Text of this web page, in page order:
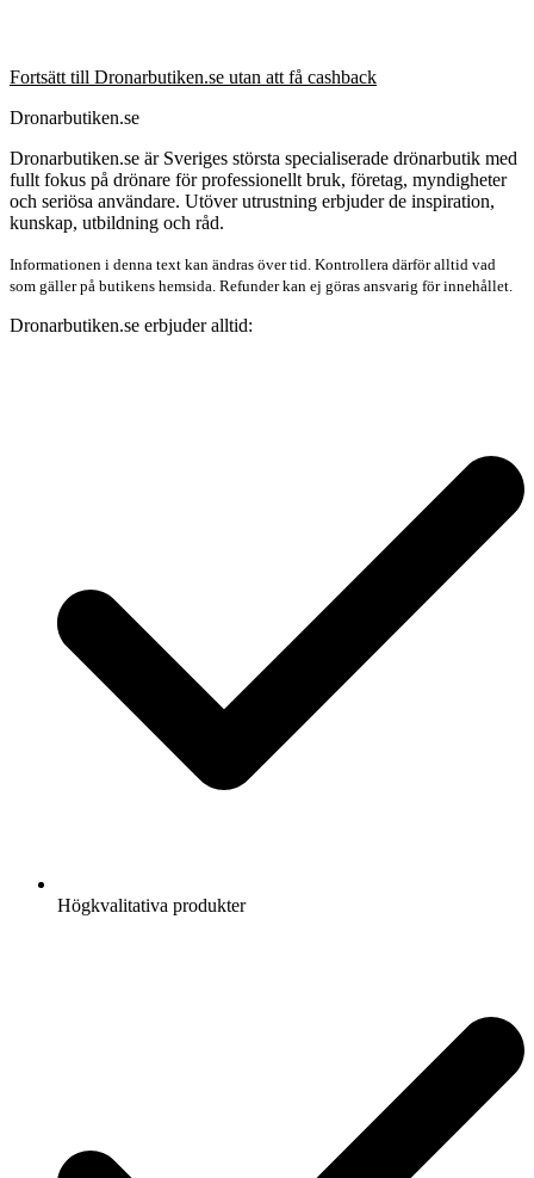
Fortsätt till Dronarbutiken.se utan att få cashback
Dronarbutiken.se
Dronarbutiken.se är Sveriges största specialiserade drönarbutik med
fullt fokus på drönare för professionellt bruk, företag, myndigheter
och seriösa användare. Utöver utrustning erbjuder de inspiration,
kunskap, utbildning och råd.
Informationen i denna text kan ändras över tid. Kontrollera därför alltid vad
som gäller på butikens hemsida. Refunder kan ej göras ansvarig för innehållet.
Dronarbutiken.se erbjuder alltid:
Högkvalitativa produkter